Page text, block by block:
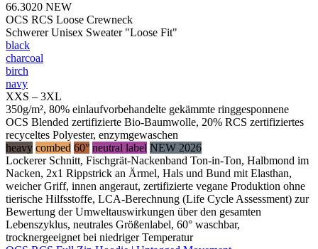
66.3020 NEW
OCS RCS Loose Crewneck
Schwerer Unisex Sweater "Loose Fit"
black
charcoal
birch
navy
XXS – 3XL
350g/m², 80% einlaufvorbehandelte gekämmte ringgesponnene
OCS Blended zertifizierte Bio-Baumwolle, 20% RCS zertifiziertes
recyceltes Polyester, enzymgewaschen
heavy combed 60° neutral label NEW 2026
Lockerer Schnitt, Fischgrät-Nackenband Ton-in-Ton, Halbmond im
Nacken, 2x1 Rippstrick an Ärmel, Hals und Bund mit Elasthan,
weicher Griff, innen angeraut, zertifizierte vegane Produktion ohne
tierische Hilfsstoffe, LCA-Berechnung (Life Cycle Assessment) zur
Bewertung der Umweltauswirkungen über den gesamten
Lebenszyklus, neutrales Größenlabel, 60° waschbar,
trocknergeeignet bei niedriger Temperatur